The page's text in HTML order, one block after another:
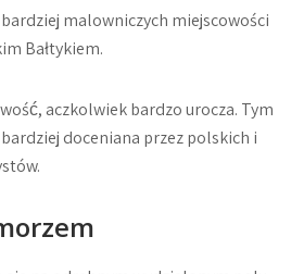
malowniczych miejscowości
Bałtykiem.
aczkolwiek bardzo urocza. Tym
doceniana przez polskich i